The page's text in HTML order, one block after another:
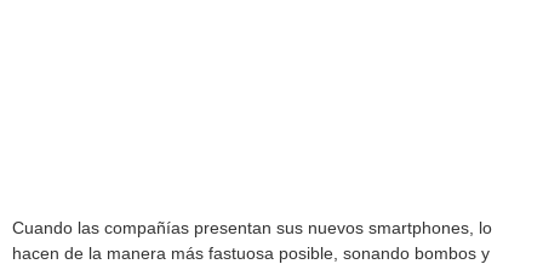
Cuando las compañías presentan sus nuevos smartphones, lo
hacen de la manera más fastuosa posible, sonando bombos y